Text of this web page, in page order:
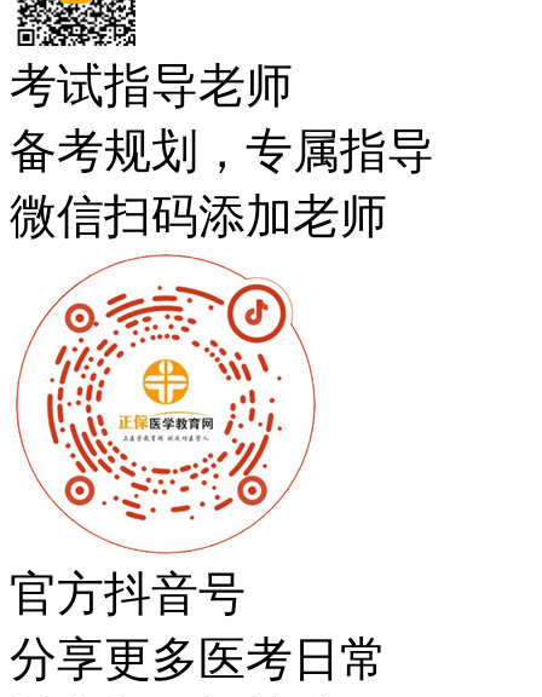
考试指导老师
备考规划，专属指导
微信扫码添加老师
官方抖音号
分享更多医考日常